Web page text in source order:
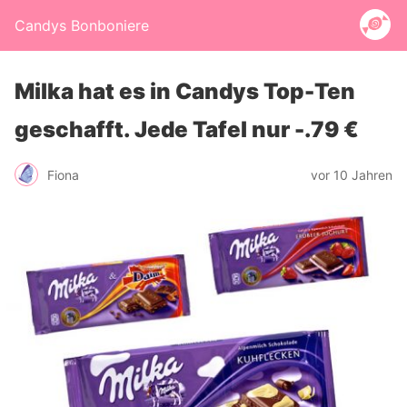
Candys Bonboniere
Milka hat es in Candys Top-Ten
geschafft. Jede Tafel nur -.79 €
Fiona vor 10 Jahren